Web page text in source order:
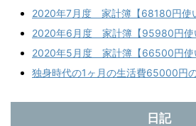
2020年7月度 家計簿【68180円使
2020年6月度 家計簿【95980円使
2020年5月度 家計簿【66500円使
独身時代の1ヶ月の生活費65000円
日記